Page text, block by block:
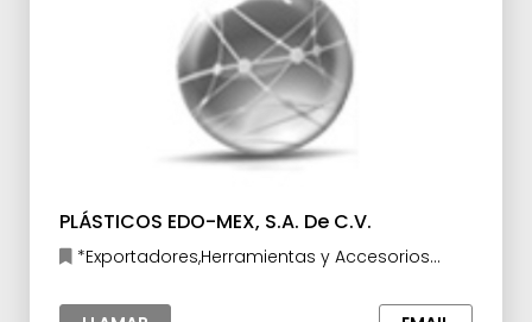
PLÁSTICOS EDO-MEX, S.A. De C.V.
*Exportadores,Herramientas y Accesorios